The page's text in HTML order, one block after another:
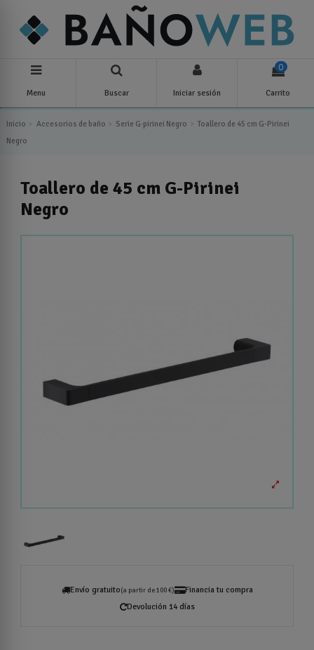
Menu Buscar Iniciar sesión
0
Carrito
Inicio Accesorios de baño Serie G·pirinei Negro
Toallero de 45 cm G-Pirinei
Negro
Toallero de 45 cm G-Pirinei
Negro
Envío gratuito(a partir de 100 €)
Financia tu compra
Devolución 14 días